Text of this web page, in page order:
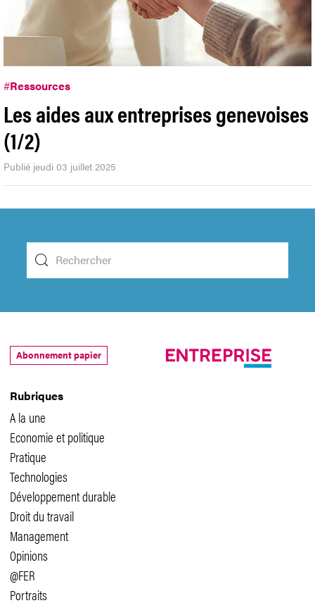
#Ressources
Les aides aux entreprises genevoises
(1/2)
Publié jeudi 03 juillet 2025
Rubriques
A la une
Economie et politique
Pratique
Technologies
Développement durable
Droit du travail
Management
Opinions
@FER
Portraits
Abonnement papier